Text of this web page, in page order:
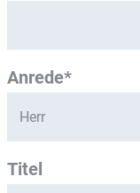
Anrede*
Titel